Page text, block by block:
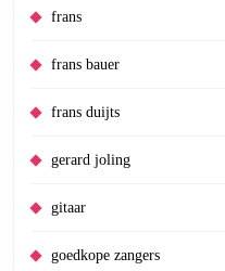
frans
frans bauer
frans duijts
gerard joling
gitaar
goedkope zangers